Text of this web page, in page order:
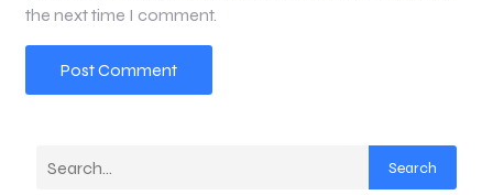
the next time I comment.
Search